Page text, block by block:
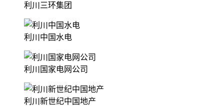
利川三环集团
利川中国水电
利川国家电网公司
利川新世纪中国地产